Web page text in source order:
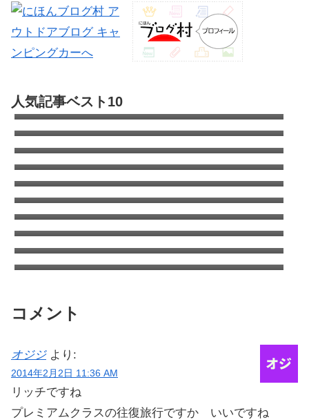
で羽田へ引き返すから。...
人気記事ベスト10
Partsfan！カムロードもあるよ
キャンピングカーのオールペン全容｜キャブ
コン全塗の費用は?
カムロードのタイヤはこれで決まり！デイブ
レイクのタイヤ交換
エアコン室外機がタイヤを劣化させる！オゾ
ンクラッキング
キャンピングカーの清水タンクを清掃（塩素
について考える）
コロナのウインドエアコンをキャンピングカ
ーに取り付け
ANA国内線システムリニューアルでちょっと
得した話
ANAワイドゴールドVISA/MASTERはSFCに
切り替えても年会費追加徴収はなし
タイヤをミシュランAGILISキャンピングに交
換 | キャンピングカーの乗り心地を改善する
方法
太平洋フェリーで酒飲みが安く美味しく過ご
す方法
コメント
オジジ より:
2014年2月2日 11:36 AM
リッチですね
プレミアムクラスの往復旅行ですか いいですね